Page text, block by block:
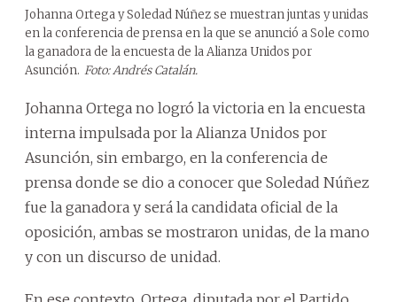
Johanna Ortega y Soledad Núñez se muestran juntas y unidas
en la conferencia de prensa en la que se anunció a Sole como
la ganadora de la encuesta de la Alianza Unidos por
Asunción. Foto: Andrés Catalán.
Johanna Ortega no logró la victoria en la encuesta
interna impulsada por la Alianza Unidos por
Asunción, sin embargo, en la conferencia de
prensa donde se dio a conocer que Soledad Núñez
fue la ganadora y será la candidata oficial de la
oposición, ambas se mostraron unidas, de la mano
y con un discurso de unidad.